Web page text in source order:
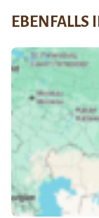
EBENFALLS